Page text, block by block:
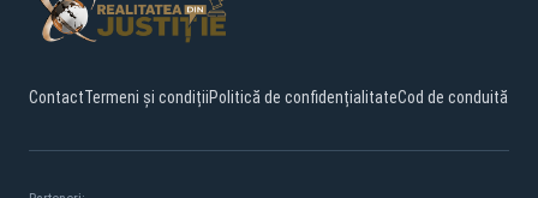
ContactTermeni și condițiiPolitică de confidențialitateCod de conduită